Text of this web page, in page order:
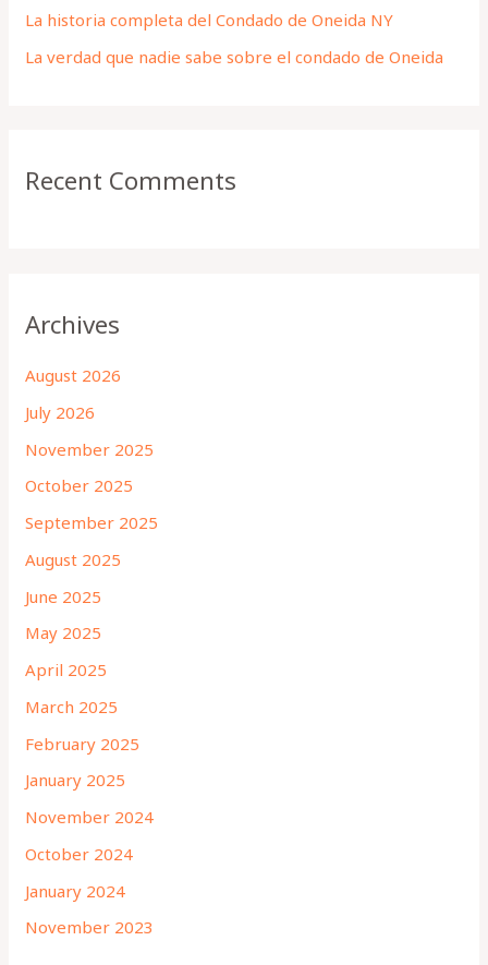
:La historia completa del Condado de Oneida NY
La verdad que nadie sabe sobre el condado de Oneida
Recent Comments
Archives
August 2026
July 2026
November 2025
October 2025
September 2025
August 2025
June 2025
May 2025
April 2025
March 2025
February 2025
January 2025
November 2024
October 2024
January 2024
November 2023